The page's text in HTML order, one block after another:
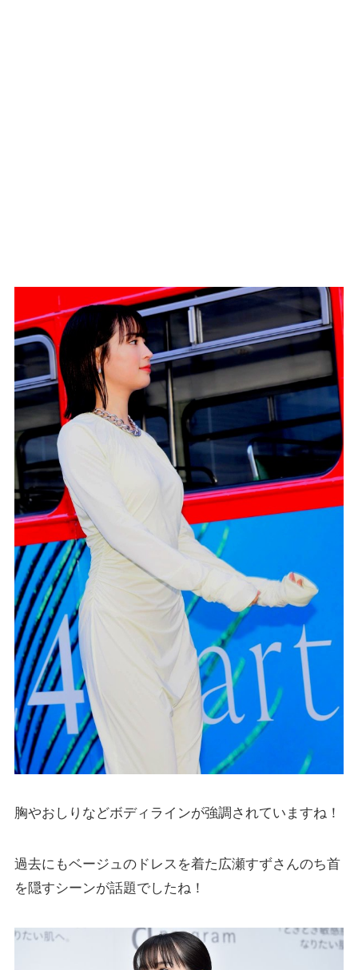
胸やおしりなどボディラインが強調されていますね！
過去にもベージュのドレスを着た広瀬すずさんのち首
を隠すシーンが話題でしたね！